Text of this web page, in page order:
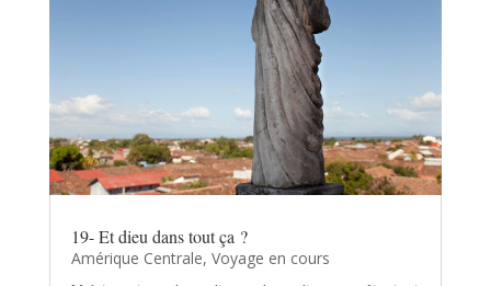
19- Et dieu dans tout ça ?
Amérique Centrale, Voyage en cours